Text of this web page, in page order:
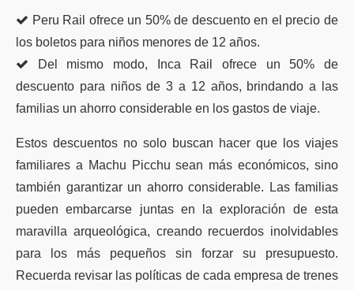
Peru Rail ofrece un 50% de descuento en el precio de
los boletos para niños menores de 12 años.
Del mismo modo, Inca Rail ofrece un 50% de
descuento para niños de 3 a 12 años, brindando a las
familias un ahorro considerable en los gastos de viaje.
Estos descuentos no solo buscan hacer que los viajes
familiares a Machu Picchu sean más económicos, sino
también garantizar un ahorro considerable. Las familias
pueden embarcarse juntas en la exploración de esta
maravilla arqueológica, creando recuerdos inolvidables
para los más pequeños sin forzar su presupuesto.
Recuerda revisar las políticas de cada empresa de trenes